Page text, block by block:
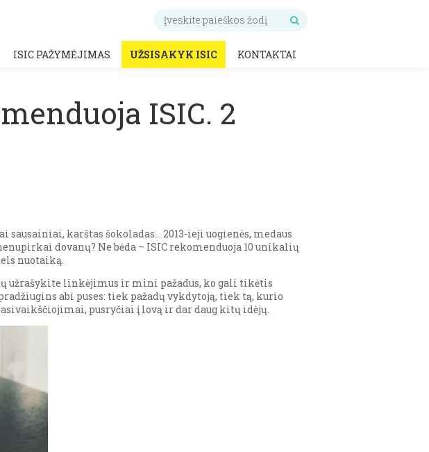
ISIC PAŽYMĖJIMAS UŽSISAKYK ISIC KONTAKTAI
ISIC. 2
karštas šokoladas… 2013-ieji uogienės, medaus
dovanų? Ne bėda – ISIC rekomenduoja 10 unikalių
nuotaiką.
užrašykite linkėjimus ir mini pažadus, ko gali tikėtis
abi puses: tiek pažadų vykdytoją, tiek tą, kurio
pusryčiai į lovą ir dar daug kitų idėjų.